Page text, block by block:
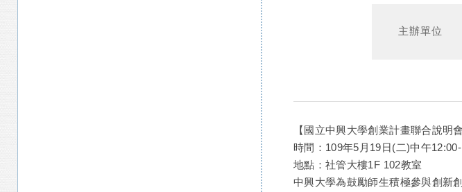
主辦單位
【國立中興大學創業計畫聯合說明會
時間：109年5月19日(二)中午
地點：社管大樓1F 102教室
中興大學為鼓勵師生積極參與創新